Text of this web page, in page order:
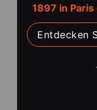
1897 in
Entdecken